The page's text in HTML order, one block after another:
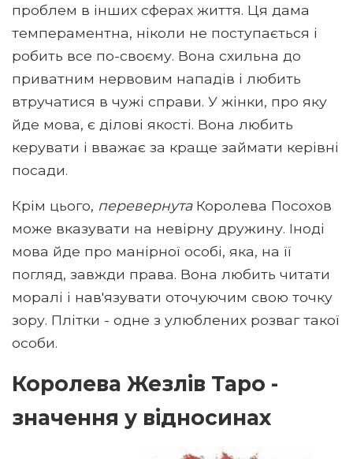
проблем в інших сферах життя. Ця дама
темпераментна, ніколи не поступається і
робить все по-своєму. Вона схильна до
приватним нервовим нападів і любить
втручатися в чужі справи. У жінки, про яку
йде мова, є ділові якості. Вона любить
керувати і вважає за краще займати керівні
посади.
Крім цього, перевернутаКоролева Посохов
може вказувати на невірну дружину. Іноді
мова йде про манірної особі, яка, на її
погляд, завжди права. Вона любить читати
моралі і нав'язувати оточуючим свою точку
зору. Плітки - одне з улюблених розваг такої
особи.
Королева Жезлів Таро -
значення у відносинах